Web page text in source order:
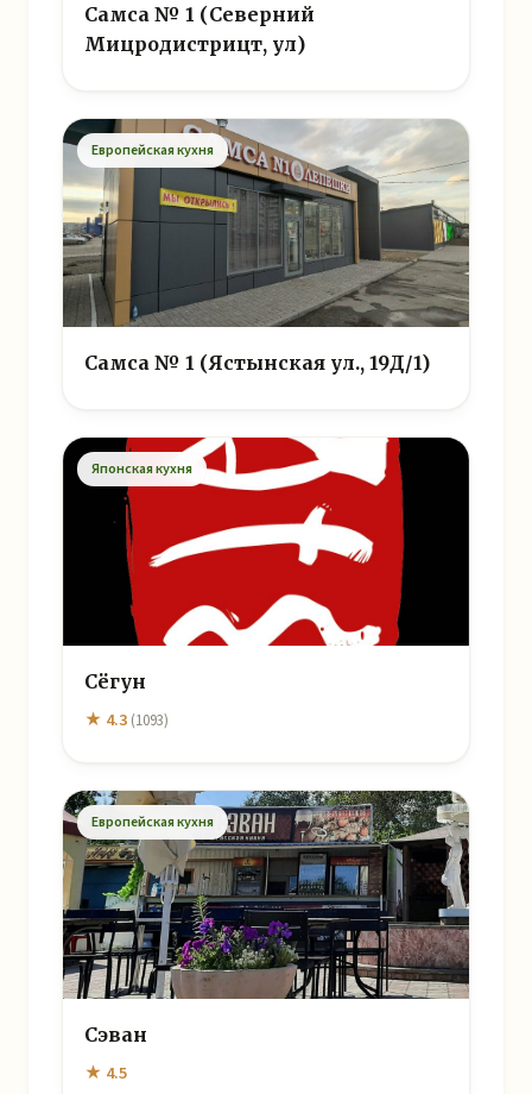
Самса № 1 (Северний
Мицродистрицт, ул)
Европейская кухня
Самса № 1 (Ястынская ул., 19Д/1)
Японская кухня
Сёгун
★ 4.3 (1093)
Европейская кухня
Сэван
★ 4.5